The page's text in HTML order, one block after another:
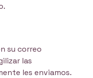
su correo
las
les enviamos.